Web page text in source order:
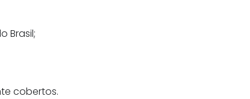
Brasil;
cobertos.